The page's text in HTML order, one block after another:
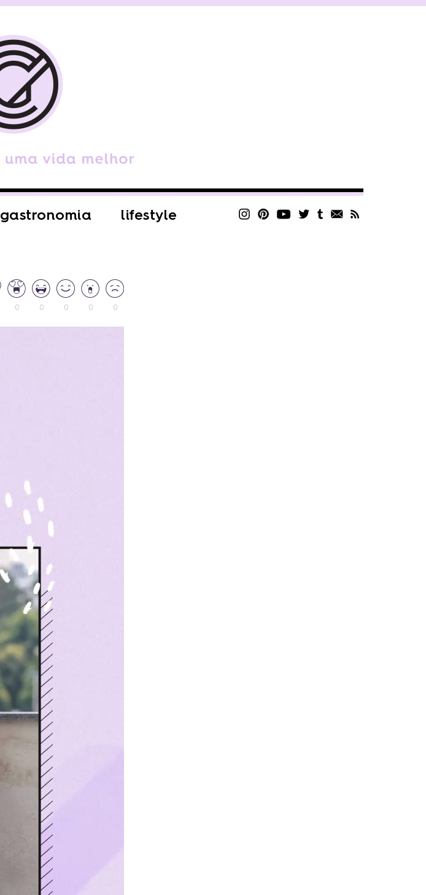
gastronomia lifestyle
0 0 0 0 0